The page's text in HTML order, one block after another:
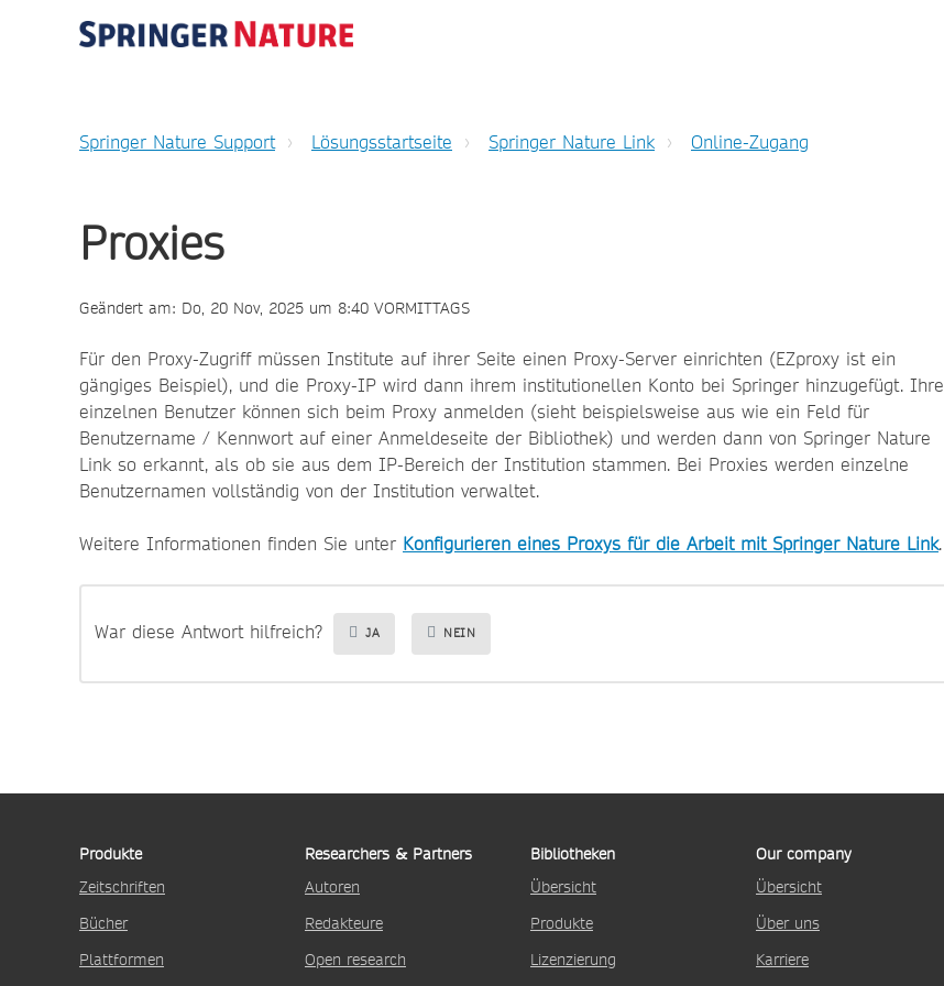
Springer Nature Support Lösungsstartseite Springer Nature Link Online-Zugang
Proxies
Geändert am: Do, 20 Nov, 2025 um 8:40 VORMITTAGS
Für den Proxy-Zugriff müssen Institute auf ihrer Seite einen Proxy-Server einrichten (EZproxy ist ein
gängiges Beispiel), und die Proxy-IP wird dann ihrem institutionellen Konto bei Springer hinzugefügt. Ihre
einzelnen Benutzer können sich beim Proxy anmelden (sieht beispielsweise aus wie ein Feld für
Benutzername / Kennwort auf einer Anmeldeseite der Bibliothek) und werden dann von Springer Nature
Link so erkannt, als ob sie aus dem IP-Bereich der Institution stammen. Bei Proxies werden einzelne
Benutzernamen vollständig von der Institution verwaltet.
Weitere Informationen finden Sie unter Konfigurieren eines Proxys für die Arbeit mit Springer Nature Link.
War diese Antwort hilfreich? JA NEIN
Produkte
Zeitschriften
Bücher
Plattformen
Researchers & Partners
Autoren
Redakteure
Open research
Bibliotheken
Übersicht
Produkte
Lizenzierung
Our company
Übersicht
Über uns
Karriere